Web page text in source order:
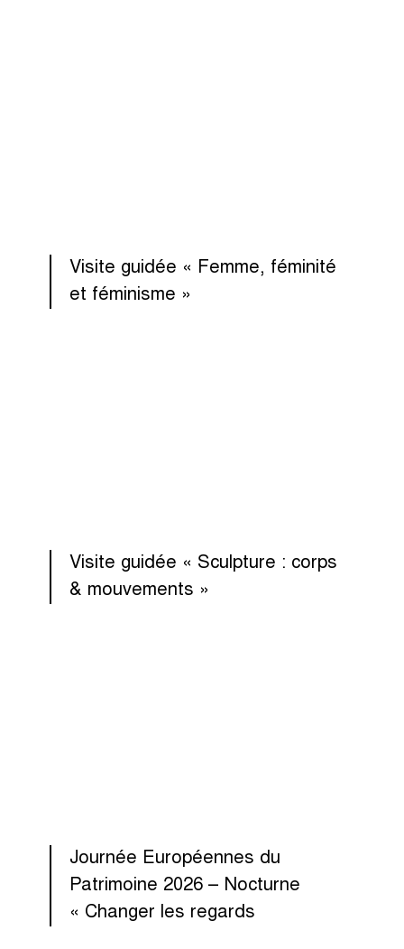
Visite guidée « Femme, féminité
et féminisme »
Visite guidée « Sculpture : corps
& mouvements »
Journée Européennes du
Patrimoine 2026 – Nocturne
« Changer les regards